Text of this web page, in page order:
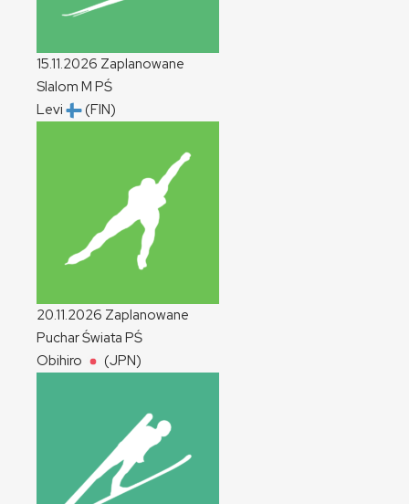
15.11.2026 Zaplanowane
Slalom M PŚ
Levi
(FIN)
20.11.2026 Zaplanowane
Puchar Świata PŚ
Obihiro
(JPN)